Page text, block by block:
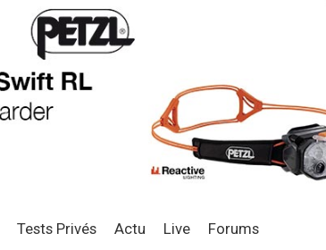
Tests Privés Actu Live Forums